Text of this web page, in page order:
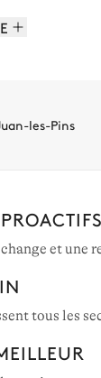
les-Pins
et une
tous les